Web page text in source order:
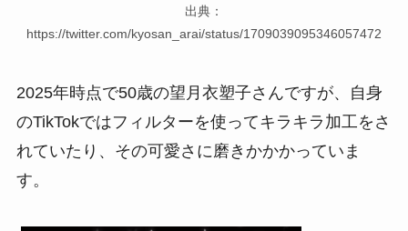
出典：
https://twitter.com/kyosan_arai/status/1709039095346057472
2025年時点で50歳の望月衣塑子さんですが、自身
のTikTokではフィルターを使ってキラキラ加工をさ
れていたり、その可愛さに磨きかかかっていま
す。